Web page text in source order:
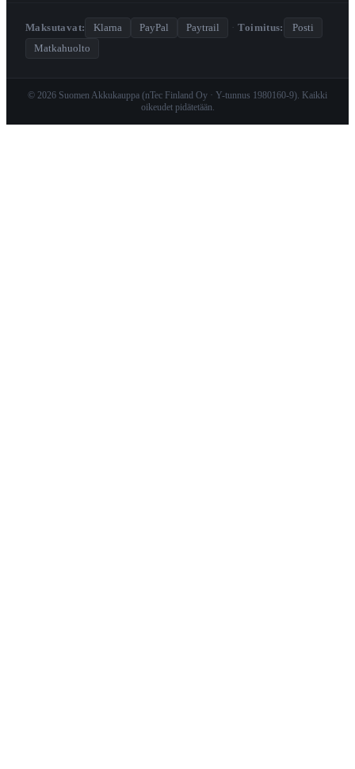
Maksutavat: Klarna PayPal Paytrail · Toimitus:
Posti
Matkahuolto
© 2026 Suomen Akkukauppa (nTec Finland Oy · Y-tunnus 1980160-9). Kaikki
oikeudet pidätetään.